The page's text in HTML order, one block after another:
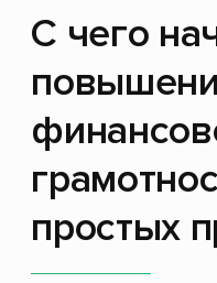
С чего
простых